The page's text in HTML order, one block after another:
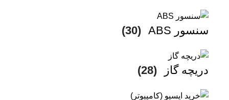
سنسور ABS (30)
دریچه گاز (28)